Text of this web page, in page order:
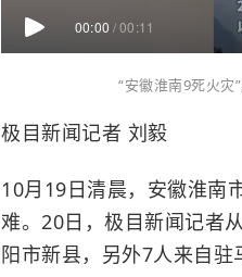
00:00 /00:11
“安徽淮南9死火灾
极目新闻记者 刘毅
10月19日清晨，安徽淮南
难。20日，极目新闻记者
阳市新县，另外7人来自驻